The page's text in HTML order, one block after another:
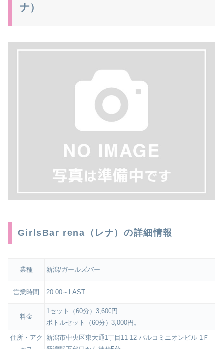
ナ）
GirlsBar rena（レナ）の詳細情報
業種 新潟/ガールズバー
営業時間 20:00～LAST
料金
1セット（60分）3,600円
ボトルセット（60分）3,000円。
住所・アク
新潟市中央区東大通1丁目11-12 パルコミニオンビル 1Ｆ